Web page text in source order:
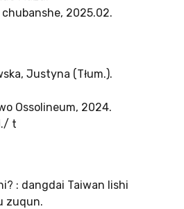
2025.02.
Justyna (Tłum.).
Ossolineum, 2024.
t
: dangdai Taiwan lishi
zuqun.